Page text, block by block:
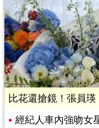
比花還搶鏡！張員
經紀人車內強吻女